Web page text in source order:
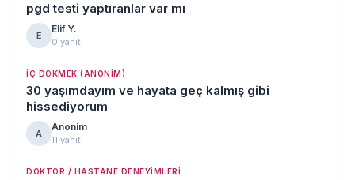
pgd testi yaptıranlar var mı
E
Elif Y.
0 yanıt
İÇ DÖKMEK (ANONIM)
30 yaşımdayım ve hayata geç kalmış gibi
hissediyorum
A
Anonim
11 yanıt
DOKTOR / HASTANE DENEYIMLERI